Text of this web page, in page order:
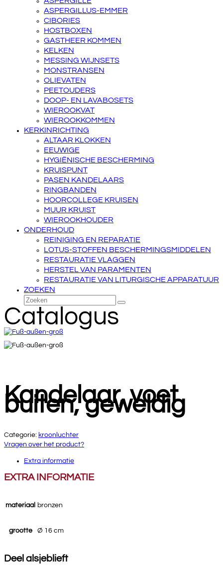
ASPERGILLUS-EMMER
CIBORIES
HOSTBOXEN
GASTHEER KOMMEN
KELKEN
MESSING WIJNSETS
MONSTRANSEN
OLIEVATEN
PEETOUDERS
DOOP- EN LAVABOSETS
WIEROOKVAT
WIEROOKKOMMEN
KERKINRICHTING
ALTAAR KLOKKEN
EEUWIGE
HYGIËNISCHE BESCHERMING
KRUISPUNT
PASEN KANDELAARS
RINGBANDEN
HOORCOLLEGE KRUISEN
MUUR KRUIST
WIEROOKHOUDER
ONDERHOUD
REINIGING EN REPARATIE
LOTUS-STOFFEN BESCHERMINGSMIDDELEN
RESTAURATIE VLAGGEN
HERSTEL VAN PARAMENTEN
RESTAURATIE VAN LITURGISCHE APPARATUUR
ZOEKEN
Zoeken
Verzenden
Catalogus
Kandelaar, voet
buiten, geweldig
Categorie: kroonluchter
Vragen over het product?
Extra informatie
EXTRA INFORMATIE
materiaal bronzen
grootte Ø 16 cm
Deel alsjeblieft